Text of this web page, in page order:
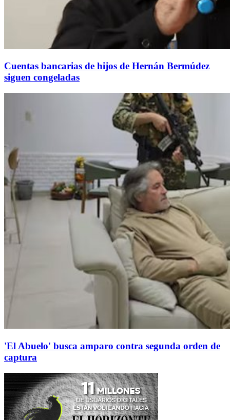
Cuentas bancarias de hijos de Hernán Bermúdez
siguen congeladas
'El Abuelo' busca amparo contra segunda orden de
captura